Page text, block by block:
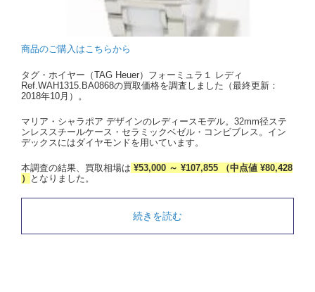
商品のご購入はこちらから
タグ・ホイヤー（TAG Heuer）フォーミュラ１ レディ
Ref.WAH1315.BA0868の買取価格を調査しました（最終更新：
2018年10月）。
マリア・シャラポア デザインのレディースモデル。32mm径ステ
ンレススチールケース・セラミックベゼル・コンビブレス。イン
デックスにはダイヤモンドを用いています。
本調査の結果、買取相場は ¥53,000 ～ ¥107,855 （中点値 ¥80,428
）
となりました。
続きを読む